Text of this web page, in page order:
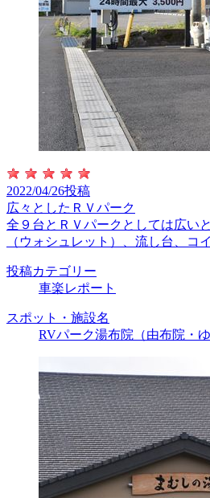
2022/04/26投稿
広々としたＲＶパーク
全９台とＲＶパークとしては広い
（ウォシュレット）、流し台、
投稿カテゴリー
車楽レポート
スポット・施設名
RVパーク湯布院（由布院・ゆ